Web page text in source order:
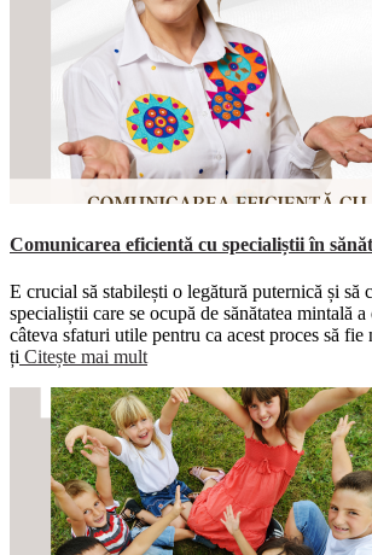
Comunicarea eficientă cu specialiștii în
E crucial să stabilești o legătură puternică și să
specialiștii care se ocupă de sănătatea mintală
câteva sfaturi utile pentru ca acest proces să
ți Citește mai mult